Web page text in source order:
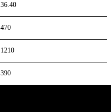
36.40
470
1210
390